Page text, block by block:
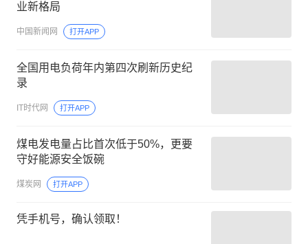
业新格局
中国新闻网 打开APP
全国用电负荷年内第四次刷新历史纪
录
IT时代网 打开APP
煤电发电量占比首次低于50%，更要
守好能源安全饭碗
煤炭网 打开APP
凭手机号，确认领取！